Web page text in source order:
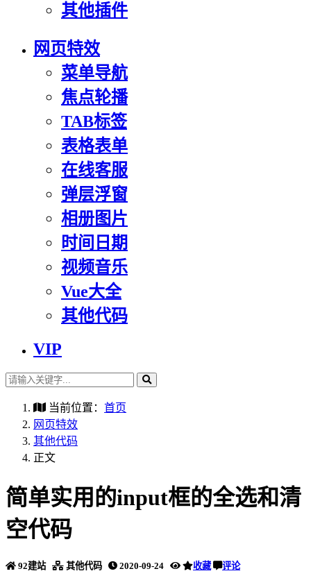
其他插件
网页特效
菜单导航
焦点轮播
TAB标签
表格表单
在线客服
弹层浮窗
相册图片
时间日期
视频音乐
Vue大全
其他代码
VIP
当前位置： 首页
网页特效
其他代码
正文
简单实用的input框的全选和清
空代码
92建站 其他代码 2020-09-24 收藏 评论